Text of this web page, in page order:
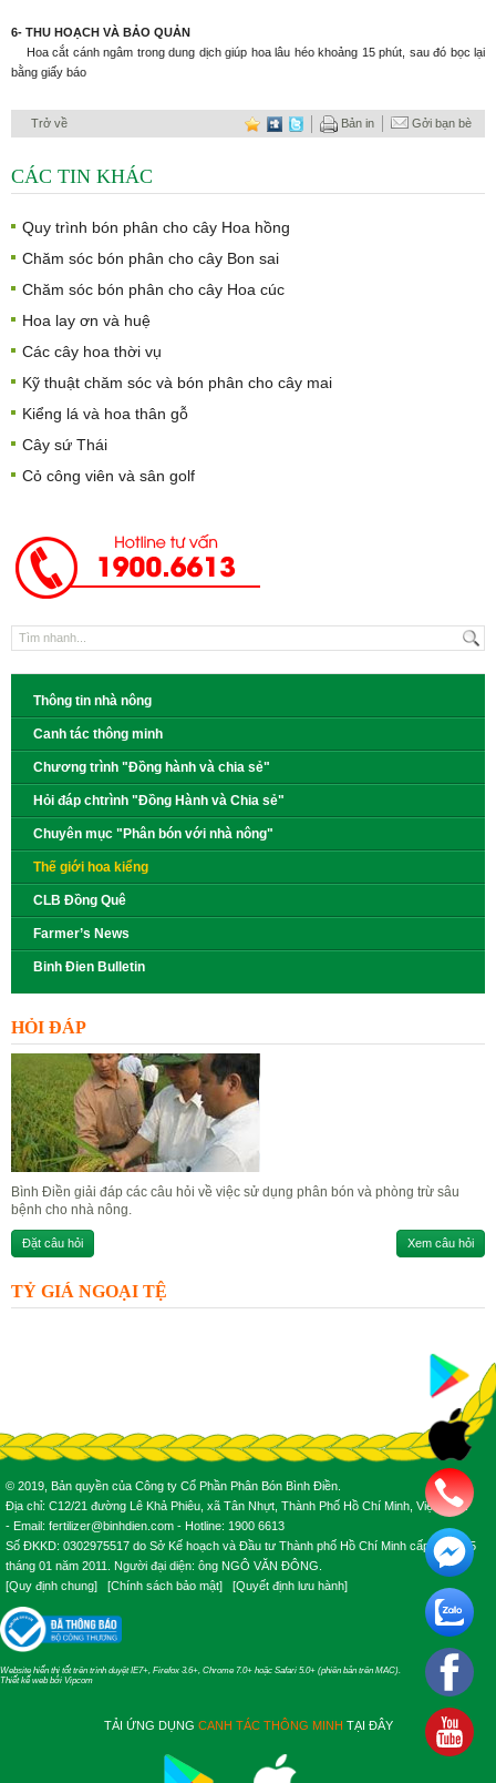
6- THU HOẠCH VÀ BẢO QUẢN
Hoa cắt cánh ngâm trong dung dịch giúp hoa lâu héo khoảng 15 phút, sau đó bọc lại
bằng giấy báo
Trở về Gởi bạn bè
Bản in
CÁC TIN KHÁC
Quy trình bón phân cho cây Hoa hồng
Chăm sóc bón phân cho cây Bon sai
Chăm sóc bón phân cho cây Hoa cúc
Hoa lay ơn và huệ
Các cây hoa thời vụ
Kỹ thuật chăm sóc và bón phân cho cây mai
Kiểng lá và hoa thân gỗ
Cây sứ Thái
Cỏ công viên và sân golf
Thông tin nhà nông
Canh tác thông minh
Chương trình "Đồng hành và chia sẻ"
Hỏi đáp chtrình "Đồng Hành và Chia sẻ"
Chuyên mục "Phân bón với nhà nông"
Thế giới hoa kiểng
CLB Đồng Quê
Farmer’s News
Binh Đien Bulletin
HỎI ĐÁP
Bình Điền giải đáp các câu hỏi về việc sử dụng phân bón và phòng trừ sâu
bệnh cho nhà nông.
Đặt câu hỏi Xem câu hỏi
TỶ GIÁ NGOẠI TỆ
© 2019, Bản quyền của Công ty Cổ Phần Phân Bón Bình Điền.
Địa chỉ: C12/21 đường Lê Khả Phiêu, xã Tân Nhựt, Thành Phố Hồ Chí Minh, Việt Nam.
- Email: fertilizer@binhdien.com - Hotline: 1900 6613
Số ĐKKD: 0302975517 do Sở Kế hoạch và Đầu tư Thành phố Hồ Chí Minh cấp ngày 25
tháng 01 năm 2011. Người đại diện: ông NGÔ VĂN ĐÔNG.
[Quy định chung] [Chính sách bảo mật] [Quyết định lưu hành]
Website hiển thị tốt trên trình duyệt IE7+, Firefox 3.6+, Chrome 7.0+ hoặc Safari 5.0+ (phiên bản trên MAC).
Thiết kế webbởi Vipcom
TẢI ỨNG DỤNG CANH TÁC THÔNG MINH TẠI ĐÂY